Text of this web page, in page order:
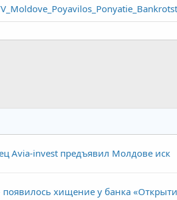
Avia-invest предъявил Молдове иск
хищение у банка